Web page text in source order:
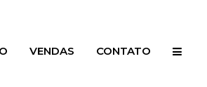
CONTATO
VENDAS